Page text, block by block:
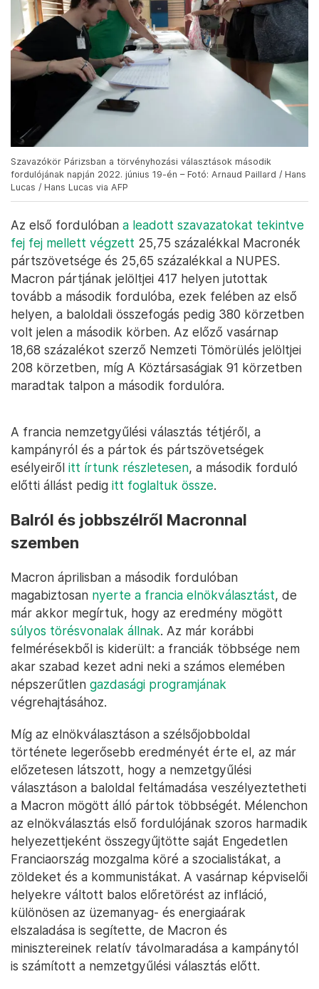
Szavazókör Párizsban a törvényhozási választások második
fordulójának napján 2022. június 19-én – Fotó: Arnaud Paillard / Hans
Lucas / Hans Lucas via AFP
Az első fordulóban a leadott szavazatokat tekintve
fej fej mellett végzett 25,75 százalékkal Macronék
pártszövetsége és 25,65 százalékkal a NUPES.
Macron pártjának jelöltjei 417 helyen jutottak
tovább a második fordulóba, ezek felében az első
helyen, a baloldali összefogás pedig 380 körzetben
volt jelen a második körben. Az előző vasárnap
18,68 százalékot szerző Nemzeti Tömörülés jelöltjei
208 körzetben, míg A Köztársaságiak 91 körzetben
maradtak talpon a második fordulóra.
A francia nemzetgyűlési választás tétjéről, a
kampányról és a pártok és pártszövetségek
esélyeiről itt írtunk részletesen, a második forduló
előtti állást pedig itt foglaltuk össze.
Balról és jobbszélről Macronnal
szemben
Macron áprilisban a második fordulóban
magabiztosan nyerte a francia elnökválasztást, de
már akkor megírtuk, hogy az eredmény mögött
súlyos törésvonalak állnak. Az már korábbi
felmérésekből is kiderült: a franciák többsége nem
akar szabad kezet adni neki a számos elemében
népszerűtlen gazdasági programjának
végrehajtásához.
Míg az elnökválasztáson a szélsőjobboldal
története legerősebb eredményét érte el, az már
előzetesen látszott, hogy a nemzetgyűlési
választáson a baloldal feltámadása veszélyeztetheti
a Macron mögött álló pártok többségét. Mélenchon
az elnökválasztás első fordulójának szoros harmadik
helyezettjeként összegyűjtötte saját Engedetlen
Franciaország mozgalma köré a szocialistákat, a
zöldeket és a kommunistákat. A vasárnap képviselői
helyekre váltott balos előretörést az infláció,
különösen az üzemanyag- és energiaárak
elszaladása is segítette, de Macron és
minisztereinek relatív távolmaradása a kampánytól
is számított a nemzetgyűlési választás előtt.